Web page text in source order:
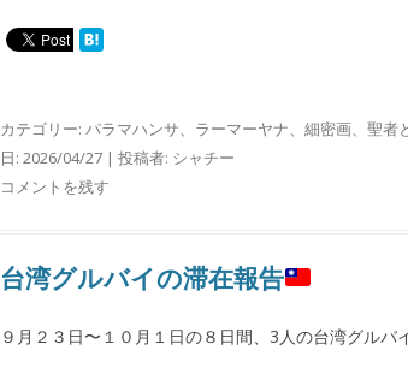
カテゴリー: パラマハンサ、 ラーマーヤナ、 細密画、 聖者
日: 2026/04/27 | 投稿者: シャチー
コメントを残す
台湾グルバイの滞在報告
９月２３日〜１０月１日の８日間、3人の台湾グルバ